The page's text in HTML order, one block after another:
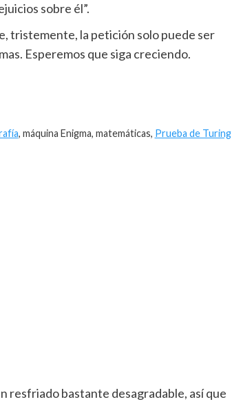
sobre él”.
tristemente, la petición solo puede ser
Esperemos que siga creciendo.
, máquina Enigma, matemáticas, Prueba de Turing
resfriado bastante desagradable, así que